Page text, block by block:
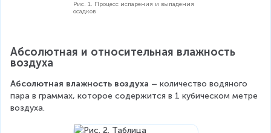
Рис. 1. Процесс испарения и выпадения
осадков
Абсолютная и относительная влажность
воздуха
Абсолютная влажность воздуха – количество водяного
пара в граммах, которое содержится в 1 кубическом метре
воздуха.